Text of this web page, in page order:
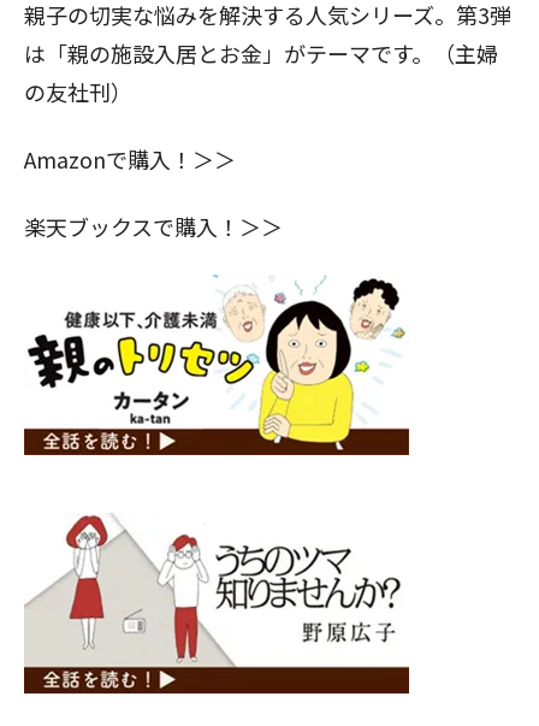
親子の切実な悩みを解決する人気シリーズ。第3弾
は「親の施設入居とお金」がテーマです。（主婦
の友社刊）
Amazonで購入！＞＞
楽天ブックスで購入！＞＞